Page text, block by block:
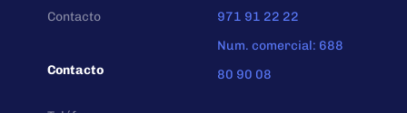
Contacto
Contacto
971 91 22 22
Num. comercial: 688
80 90 08